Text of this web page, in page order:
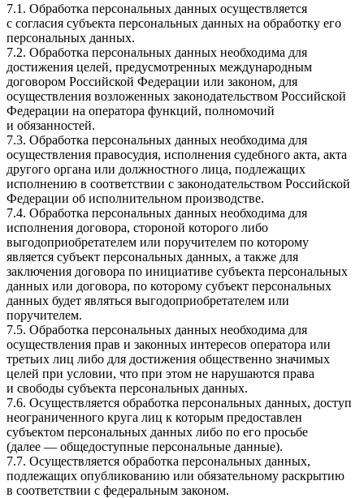
7.1. Обработка персональных данных осуществляется
с согласия субъекта персональных данных на обработку его
персональных данных.
7.2. Обработка персональных данных необходима для
достижения целей, предусмотренных международным
договором Российской Федерации или законом, для
осуществления возложенных законодательством Российской
Федерации на оператора функций, полномочий
и обязанностей.
7.3. Обработка персональных данных необходима для
осуществления правосудия, исполнения судебного акта, акта
другого органа или должностного лица, подлежащих
исполнению в соответствии с законодательством Российской
Федерации об исполнительном производстве.
7.4. Обработка персональных данных необходима для
исполнения договора, стороной которого либо
выгодоприобретателем или поручителем по которому
является субъект персональных данных, а также для
заключения договора по инициативе субъекта персональных
данных или договора, по которому субъект персональных
данных будет являться выгодоприобретателем или
поручителем.
7.5. Обработка персональных данных необходима для
осуществления прав и законных интересов оператора или
третьих лиц либо для достижения общественно значимых
целей при условии, что при этом не нарушаются права
и свободы субъекта персональных данных.
7.6. Осуществляется обработка персональных данных, доступ
неограниченного круга лиц к которым предоставлен
субъектом персональных данных либо по его просьбе
(далее — общедоступные персональные данные).
7.7. Осуществляется обработка персональных данных,
подлежащих опубликованию или обязательному раскрытию
в соответствии с федеральным законом.